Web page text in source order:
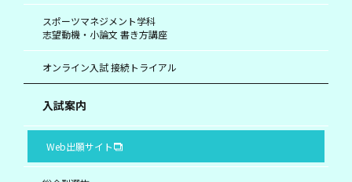
スポーツマネジメント学科
志望動機・小論文 書き方講座
オンライン入試 接続トライアル
入試案内
Web出願サイト